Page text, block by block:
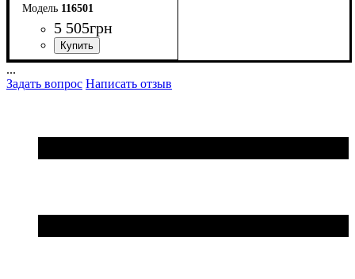
116501
5 505грн
ширина, мм: 800
высота, мм: 500
глубина, мм: 350
...
Задать вопрос Написать отзыв